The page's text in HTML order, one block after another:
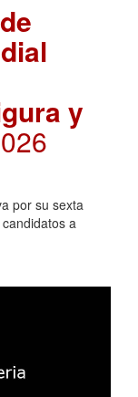
y
por su sexta
a